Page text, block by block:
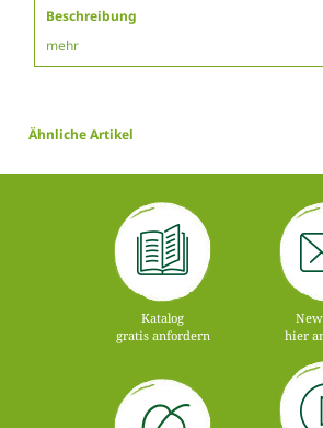
Beschreibung
mehr
Ähnliche Artikel
Katalog
gratis anfordern
hier